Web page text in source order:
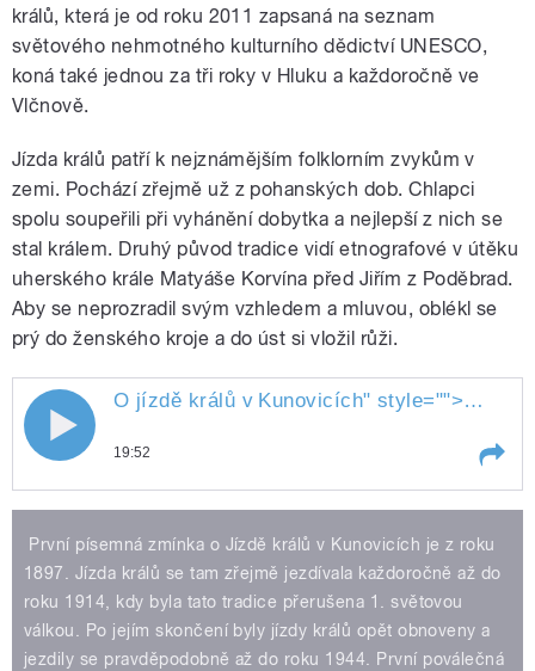
pause
králů, která je od roku 2011 zapsaná na seznam
světového nehmotného kulturního dědictví UNESCO,
koná také jednou za tři roky v Hluku a každoročně ve
Vlčnově.
Jízda králů patří k nejznámějším folklorním zvykům v
zemi. Pochází zřejmě už z pohanských dob. Chlapci
spolu soupeřili při vyhánění dobytka a nejlepší z nich se
stal králem. Druhý původ tradice vidí etnografové v útěku
uherského krále Matyáše Korvína před Jiřím z Poděbrad.
Aby se neprozradil svým vzhledem a mluvou, oblékl se
prý do ženského kroje a do úst si vložil růži.
O jízdě králů v Kunovicích
Play /
O jízdě králů v Kunovicích" style="">O jízdě
19:52
První písemná zmínka o Jízdě králů v Kunovicích je z roku
1897. Jízda králů se tam zřejmě jezdívala každoročně až do
roku 1914, kdy byla tato tradice přerušena 1. světovou
válkou. Po jejím skončení byly jízdy králů opět obnoveny a
jezdily se pravděpodobně až do roku 1944. První poválečná